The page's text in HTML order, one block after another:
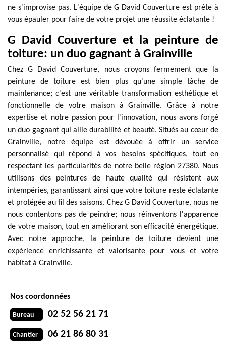
ne s'improvise pas. L'équipe de G David Couverture est prête à
vous épauler pour faire de votre projet une réussite éclatante !
G David Couverture et la peinture de
toiture: un duo gagnant à Grainville
Chez G David Couverture, nous croyons fermement que la
peinture de toiture est bien plus qu'une simple tâche de
maintenance; c'est une véritable transformation esthétique et
fonctionnelle de votre maison à Grainville. Grâce à notre
expertise et notre passion pour l'innovation, nous avons forgé
un duo gagnant qui allie durabilité et beauté. Situés au cœur de
Grainville, notre équipe est dévouée à offrir un service
personnalisé qui répond à vos besoins spécifiques, tout en
respectant les particularités de notre belle région 27380. Nous
utilisons des peintures de haute qualité qui résistent aux
intempéries, garantissant ainsi que votre toiture reste éclatante
et protégée au fil des saisons. Chez G David Couverture, nous ne
nous contentons pas de peindre; nous réinventons l'apparence
de votre maison, tout en améliorant son efficacité énergétique.
Avec notre approche, la peinture de toiture devient une
expérience enrichissante et valorisante pour vous et votre
habitat à Grainville.
Nos coordonnées
Bureau 02 52 56 21 71
Chantier 06 21 86 80 31